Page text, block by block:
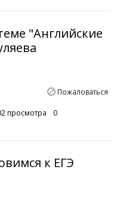
"Английские
Пожаловаться
просмотра 0
к ЕГЭ